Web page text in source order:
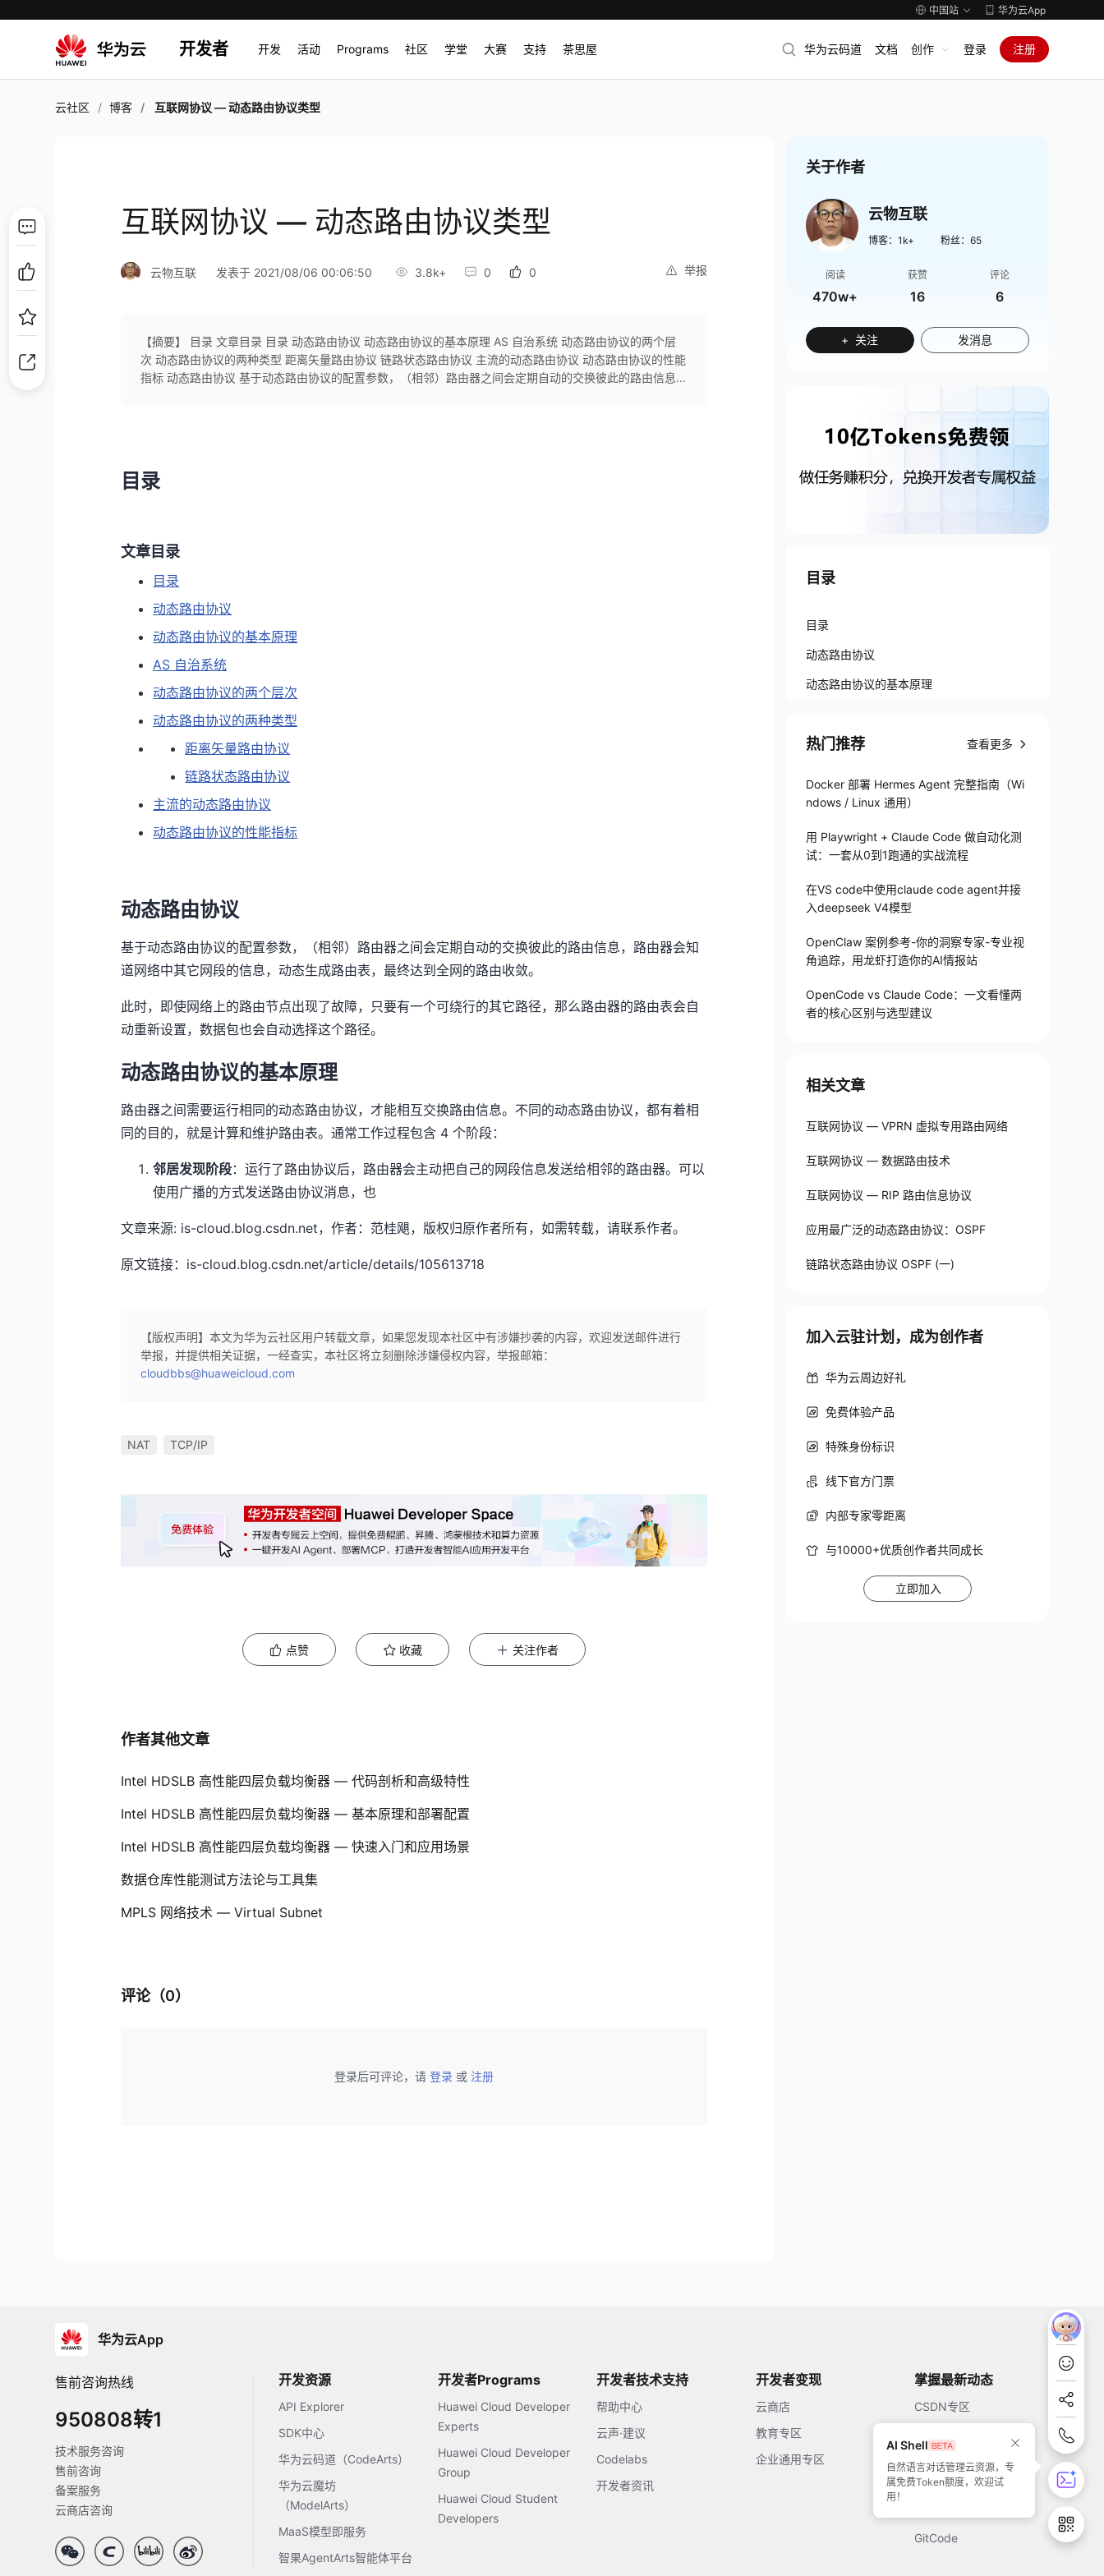
中国站 华为云App
开发者 开发 活动 Programs 社区 学堂 大赛 支持 茶思屋 华为云码道 文档 创作 登录 注册
云社区 博客 互联网协议 — 动态路由协议类型
互联网协议 — 动态路由协议类型
举报
云物互联 发表于 2021/08/06 00:06:50 3.8k+ 0 0
【摘要】 目录 文章目录 目录 动态路由协议 动态路由协议的基本原理 AS 自治系统 动态路由协议的两个层
次 动态路由协议的两种类型 距离矢量路由协议 链路状态路由协议 主流的动态路由协议 动态路由协议的性能
指标 动态路由协议 基于动态路由协议的配置参数，（相邻）路由器之间会定期自动的交换彼此的路由信息...
目录
文章目录
目录
动态路由协议
动态路由协议的基本原理
AS 自治系统
动态路由协议的两个层次
动态路由协议的两种类型
距离矢量路由协议
链路状态路由协议
主流的动态路由协议
动态路由协议的性能指标
动态路由协议
基于动态路由协议的配置参数，（相邻）路由器之间会定期自动的交换彼此的路由信息，路由器会知
道网络中其它网段的信息，动态生成路由表，最终达到全网的路由收敛。
此时，即使网络上的路由节点出现了故障，只要有一个可绕行的其它路径，那么路由器的路由表会自
动重新设置，数据包也会自动选择这个路径。
动态路由协议的基本原理
路由器之间需要运行相同的动态路由协议，才能相互交换路由信息。不同的动态路由协议，都有着相
同的目的，就是计算和维护路由表。通常工作过程包含 4 个阶段：
邻居发现阶段：运行了路由协议后，路由器会主动把自己的网段信息发送给相邻的路由器。可以
使用广播的方式发送路由协议消息，也
文章来源: is-cloud.blog.csdn.net，作者：范桂飓，版权归原作者所有，如需转载，请联系作者。
原文链接：is-cloud.blog.csdn.net/article/details/105613718
【版权声明】本文为华为云社区用户转载文章，如果您发现本社区中有涉嫌抄袭的内容，欢迎发送邮件进行
举报，并提供相关证据，一经查实，本社区将立刻删除涉嫌侵权内容，举报邮箱：
cloudbbs@huaweicloud.com
NAT TCP/IP
点赞 收藏 关注作者
作者其他文章
Intel HDSLB 高性能四层负载均衡器 — 代码剖析和高级特性
Intel HDSLB 高性能四层负载均衡器 — 基本原理和部署配置
Intel HDSLB 高性能四层负载均衡器 — 快速入门和应用场景
数据仓库性能测试方法论与工具集
MPLS 网络技术 — Virtual Subnet
评论（0）
登录后可评论，请 登录 或 注册
关于作者
云物互联
博客： 1k+ 粉丝： 65
阅读
470w+
获赞
16
评论
6
+ 关注 发消息
目录
目录
动态路由协议
动态路由协议的基本原理
热门推荐 查看更多
Docker 部署 Hermes Agent 完整指南（Wi
ndows / Linux 通用）
用 Playwright + Claude Code 做自动化测
试：一套从0到1跑通的实战流程
在VS code中使用claude code agent并接
入deepseek V4模型
OpenClaw 案例参考-你的洞察专家-专业视
角追踪，用龙虾打造你的AI情报站
OpenCode vs Claude Code：一文看懂两
者的核心区别与选型建议
相关文章
互联网协议 — VPRN 虚拟专用路由网络
互联网协议 — 数据路由技术
互联网协议 — RIP 路由信息协议
应用最广泛的动态路由协议：OSPF
链路状态路由协议 OSPF (一)
加入云驻计划，成为创作者
华为云周边好礼
免费体验产品
特殊身份标识
线下官方门票
内部专家零距离
与10000+优质创作者共同成长
立即加入
AI Shell
自然语言对话管理云资源，专
属免费Token额度，欢迎试
用！
华为云App
售前咨询热线
950808转1
技术服务咨询
售前咨询
备案服务
云商店咨询
开发资源
API Explorer
SDK中心
华为云码道（CodeArts）
华为云魔坊
（ModelArts）
MaaS模型即服务
智果AgentArts智能体平台
开发者Programs
Huawei Cloud Developer
Experts
Huawei Cloud Developer
Group
Huawei Cloud Student
Developers
开发者技术支持
帮助中心
云声·建议
Codelabs
开发者资讯
开发者变现
云商店
教育专区
企业通用专区
掌握最新动态
CSDN专区
开源中国
51CTO
GitCode